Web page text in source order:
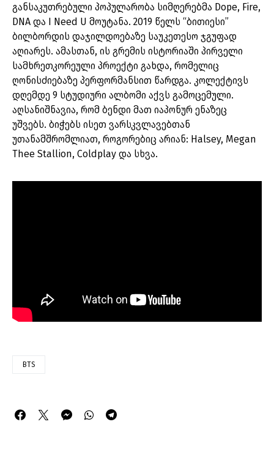
განსაკუთრებული პოპულარობა სიმღერებმა Dope, Fire,
DNA და I Need U მოუტანა. 2019 წელს “ბითიესი”
ბილბორდის დაჯილდოებაზე საუკეთესო ჯგუფად
აღიარეს. ამასთან, ის გრემის ისტორიაში პირველი
სამხრეთკორეული პროექტი გახდა, რომელიც
ღონისძიებაზე პერფორმანსით წარდგა. კოლექტივს
დღემდე 9 სტუდიური ალბომი აქვს გამოცემული.
აღსანიშნავია, რომ ბენდი მათ იაპონურ ენაზეც
უშვებს. ბიჭებს ისეთ ვარსკვლავებთან
უთანამშრომლიათ, როგორებიც არიან: Halsey, Megan
Thee Stallion, Coldplay და სხვა.
BTS